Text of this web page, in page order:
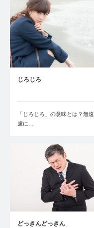
じろじろ
「じろじろ」の意味とは？無遠
慮に…
どっきんどっきん